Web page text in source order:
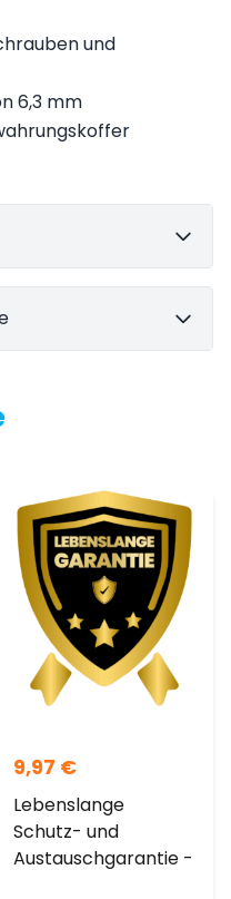
und
6,3 mm
9,97 €
Lebenslange
Schutz- und
Austauschgarantie -